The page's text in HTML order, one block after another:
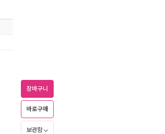
장바구니
바로구매
보관함